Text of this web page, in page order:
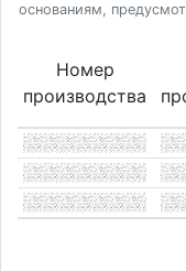
основаниям,
Номер
производства